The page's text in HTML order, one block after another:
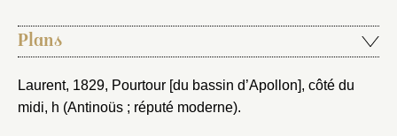
Plans
Laurent, 1829, Pourtour [du bassin d’Apollon], côté du
midi, h (Antinoüs ; réputé moderne).